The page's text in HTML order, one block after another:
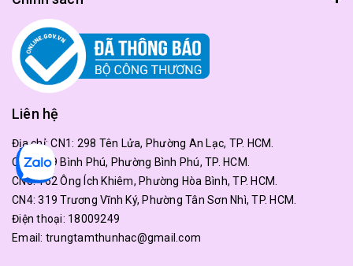
Liên hệ
Địa chỉ:CN1: 298 Tên Lửa, Phường An Lạc, TP. HCM.
CN2: 179 Bình Phú, Phường Bình Phú, TP. HCM.
CN3: 162 Ông Ích Khiêm, Phường Hòa Bình, TP. HCM.
CN4: 319 Trương Vĩnh Ký, Phường Tân Sơn Nhì, TP. HCM.
Điện thoại: 18009249
Email: trungtamthunhac@gmail.com